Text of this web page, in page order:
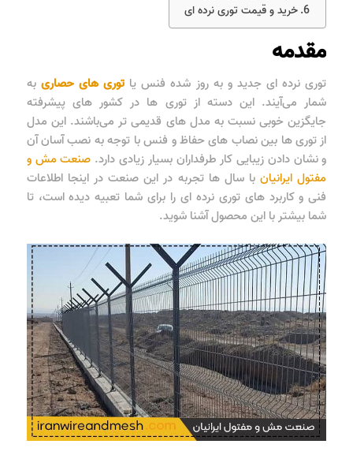
خرید و قیمت توری نرده ای
مقدمه
توری نرده ای جدید و به روز شده فنس یا توری های حصاری به
شمار می‌آیند. این دسته از توری ها در کشور های پیشرفته
جایگزین خوبی نسبت به مدل های قدیمی تر می‌باشند. این مدل
از توری ها بین نصاب های حفاظ و فنس با توجه به نصب آسان آن
و نشان دادن زیبایی کار طرفداران بسیار زیادی دارد. صنعت مش و
مفتول ایرانیانبا سال ها تجربه در این صنعت در اینجا اطلاعات
فنی و کاربرد های توری نرده ای را برای شما تعبیه دیده است، تا
شما بیشتر با این محصول آشنا شوید.